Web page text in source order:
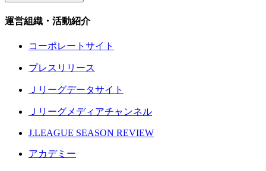
運営組織・活動紹介
コーポレートサイト
プレスリリース
Ｊリーグデータサイト
Ｊリーグメディアチャンネル
J.LEAGUE SEASON REVIEW
アカデミー